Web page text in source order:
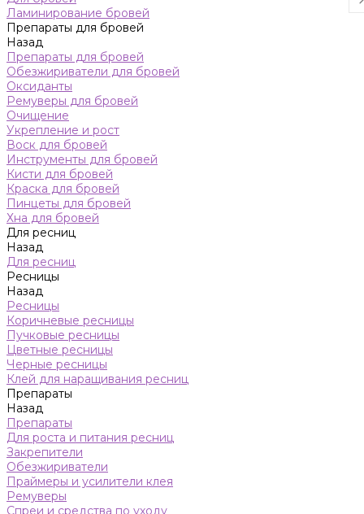
Ламинирование бровей
Препараты для бровей
Назад
Препараты для бровей
Обезжириватели для бровей
Оксиданты
Ремуверы для бровей
Очищение
Укрепление и рост
Воск для бровей
Инструменты для бровей
Кисти для бровей
Краска для бровей
Пинцеты для бровей
Хна для бровей
Для ресниц
Назад
Для ресниц
Ресницы
Назад
Ресницы
Коричневые ресницы
Пучковые ресницы
Цветные ресницы
Черные ресницы
Клей для наращивания ресниц
Препараты
Назад
Препараты
Для роста и питания ресниц
Закрепители
Обезжириватели
Праймеры и усилители клея
Ремуверы
Спреи и средства по уходу